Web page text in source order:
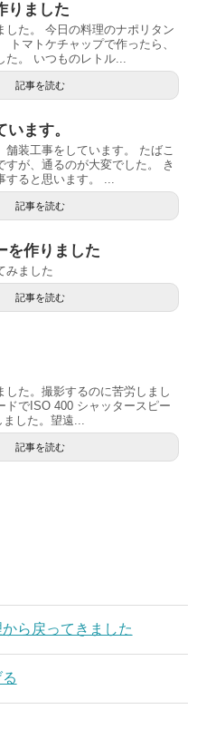
りました
した。 今日の料理のナポリタン
トマトケチャップで作ったら、
た。 いつものレトル...
記事を読む
ます。
装工事をしています。 たばこ
すが、通るのが大変でした。 き
すると思います。 ...
記事を読む
を作りました
みました
記事を読む
した。撮影するのに苦労しまし
ドでISO 400 シャッタースピー
した。望遠...
記事を読む
ら戻ってきました